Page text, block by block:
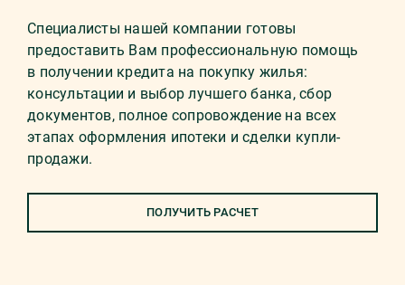
Специалисты нашей компании готовы
предоставить Вам профессиональную помощь
в получении кредита на покупку жилья:
консультации и выбор лучшего банка, сбор
документов, полное сопровождение на всех
этапах оформления ипотеки и сделки купли-
продажи.
ПОЛУЧИТЬ РАСЧЕТ